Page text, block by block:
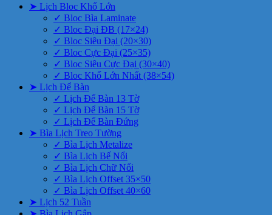
➤ Lịch Bloc Khổ Lớn
✓ Bloc Bìa Laminate
✓ Bloc Đại ĐB (17×24)
✓ Bloc Siêu Đại (20×30)
✓ Bloc Cực Đại (25×35)
✓ Bloc Siêu Cực Đại (30×40)
✓ Bloc Khổ Lớn Nhất (38×54)
➤ Lịch Để Bàn
✓ Lịch Để Bàn 13 Tờ
✓ Lịch Để Bàn 15 Tờ
✓ Lịch Để Bàn Đứng
➤ Bìa Lịch Treo Tường
✓ Bìa Lịch Metalize
✓ Bìa Lịch Bế Nổi
✓ Bìa Lịch Chữ Nổi
✓ Bìa Lịch Offset 35×50
✓ Bìa Lịch Offset 40×60
➤ Lịch 52 Tuần